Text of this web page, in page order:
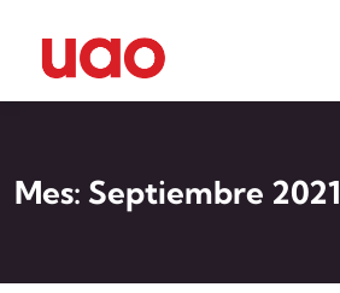
Mes: Septiembre 2021